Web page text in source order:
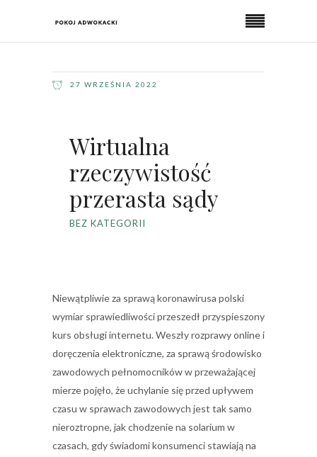
27 WRZEŚNIA 2022
Wirtualna
rzeczywistość
przerasta sądy
BEZ KATEGORII
Niewątpliwie za sprawą koronawirusa polski
wymiar sprawiedliwości przeszedł przyspieszony
kurs obsługi internetu. Weszły rozprawy online i
doręczenia elektroniczne, za sprawą środowisko
zawodowych pełnomocników w przeważającej
mierze pojęło, że uchylanie się przed upływem
czasu w sprawach zawodowych jest tak samo
nieroztropne, jak chodzenie na solarium w
czasach, gdy świadomi konsumenci stawiają na